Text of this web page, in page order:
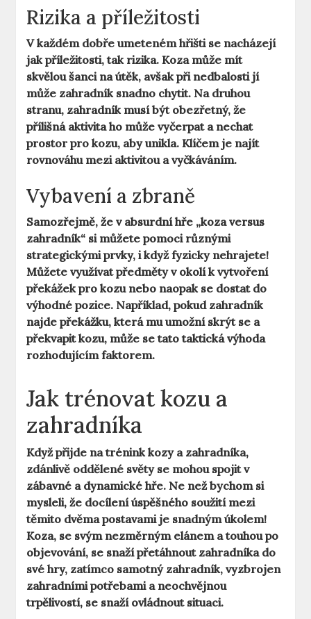
Rizika a příležitosti
V každém dobře umeteném hřišti se nacházejí
jak příležitosti, tak rizika. Koza může mít
skvělou šanci na útěk, avšak při nedbalosti jí
může zahradník snadno chytit. Na druhou
stranu, zahradník musí být obezřetný, že
přílišná aktivita ho může vyčerpat a nechat
prostor pro kozu, aby unikla. Klíčem je najít
rovnováhu mezi aktivitou a vyčkáváním.
Vybavení a zbraně
Samozřejmě, že v absurdní hře „koza versus
zahradník“ si můžete pomoci různými
strategickými prvky, i když fyzicky nehrajete!
Můžete využívat předměty v okolí k vytvoření
překážek pro kozu nebo naopak se dostat do
výhodné pozice. Například, pokud zahradník
najde překážku, která mu umožní skrýt se a
překvapit kozu, může se tato taktická výhoda
rozhodujícím faktorem.
Jak trénovat kozu a
zahradníka
Když přijde na trénink kozy a zahradníka,
zdánlivě oddělené světy se mohou spojit v
zábavné a dynamické hře. Ne než bychom si
mysleli, že docílení úspěšného soužití mezi
těmito dvěma postavami je snadným úkolem!
Koza, se svým nezměrným elánem a touhou po
objevování, se snaží přetáhnout zahradníka do
své hry, zatímco samotný zahradník, vyzbrojen
zahradními potřebami a neochvějnou
trpělivostí, se snaží ovládnout situaci.